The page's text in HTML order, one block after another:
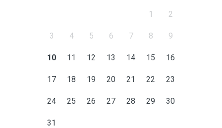
1 2
3 4 5 6 7 8 9
10 11 12 13 14 15 16
17 18 19 20 21 22 23
24 25 26 27 28 29 30
31